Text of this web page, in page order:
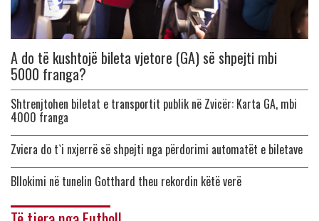
A do të kushtojë bileta vjetore (GA) së shpejti mbi
5000 franga?
Shtrenjtohen biletat e transportit publik në Zvicër: Karta GA, mbi
4000 franga
Zvicra do t`i nxjerrë së shpejti nga përdorimi automatët e biletave
Bllokimi në tunelin Gotthard theu rekordin këtë verë